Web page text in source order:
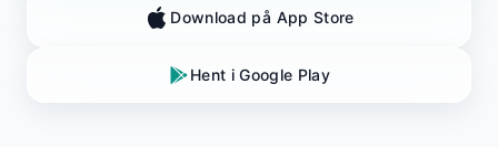
Download på App Store
Hent i Google Play